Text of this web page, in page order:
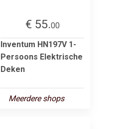
€ 55.00
Inventum HN197V 1-
Persoons Elektrische
Deken
Meerdere shops